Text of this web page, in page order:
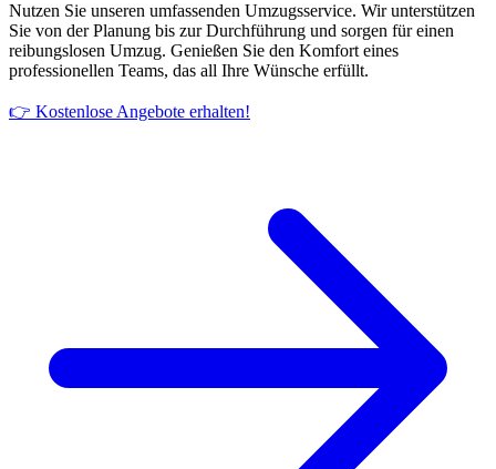
Nutzen Sie unseren umfassenden Umzugsservice. Wir unterstützen
Sie von der Planung bis zur Durchführung und sorgen für einen
reibungslosen Umzug. Genießen Sie den Komfort eines
professionellen Teams, das all Ihre Wünsche erfüllt.
👉 Kostenlose Angebote erhalten!